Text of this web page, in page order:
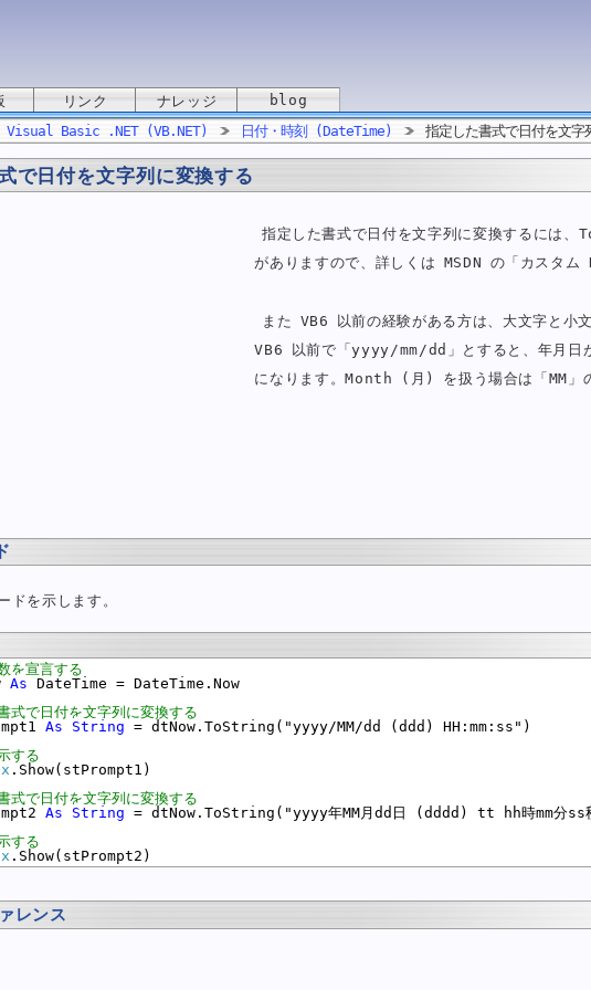
リンク ナレッジ blog
Visual Basic .NET (VB.NET) 日付・時刻 (DateTime) 指定した書式で日付を文字
で日付を文字列に変換する
指定した書式で日付を文字列に変換するには
がありますので、詳しくは MSDN の「カスタ
また VB6 以前の経験がある方は、大文字と小
VB6 以前で「yyyy/mm/dd」とすると、年月
になります。Month (月) を扱う場合は「MM」
ドを示します。
を宣言する
As DateTime = DateTime.Now
式で日付を文字列に変換する
As String = dtNow.ToString("yyyy/MM/dd (ddd) HH:mm:ss")
する
.Show(stPrompt1)
式で日付を文字列に変換する
As String = dtNow.ToString("yyyy年MM月dd日 (dddd) tt hh時mm分
する
レンス